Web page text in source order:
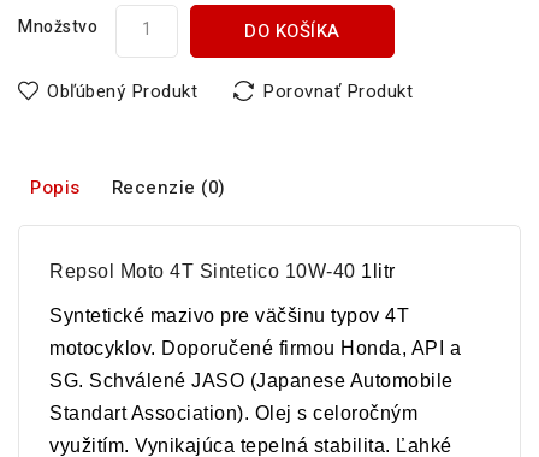
Množstvo DO KOŠÍKA
Obľúbený Produkt Porovnať Produkt
Popis Recenzie (0)
Repsol Moto 4T Sintetico 10W-40 1litr
Syntetické mazivo pre väčšinu typov 4T
motocyklov. Doporučené firmou Honda, API a
SG. Schválené JASO (Japanese Automobile
Standart Association). Olej s celoročným
využitím. Vynikajúca tepelná stabilita. Ľahké